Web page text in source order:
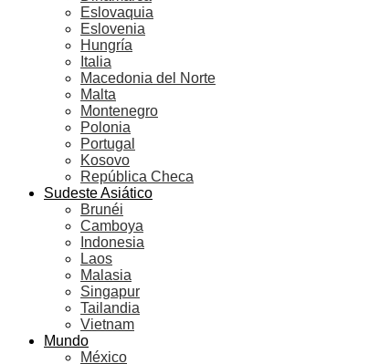
Eslovaquia
Eslovenia
Hungría
Italia
Macedonia del Norte
Malta
Montenegro
Polonia
Portugal
Kosovo
República Checa
Sudeste Asiático
Brunéi
Camboya
Indonesia
Laos
Malasia
Singapur
Tailandia
Vietnam
Mundo
México